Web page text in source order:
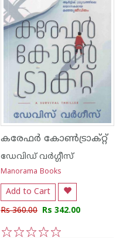
കരേഫർ കോൺട്രാക്റ്റ്
ഡേവിഡ് വര്‍ഗ്ഗീസ്
Manorama Books
Add to Cart
Rs 360.00 Rs 342.00